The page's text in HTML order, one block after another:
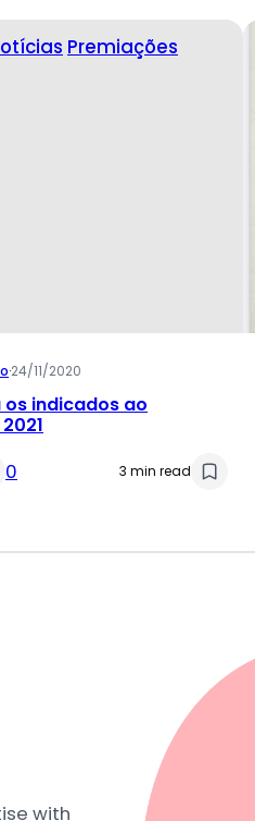
Premiações
·24/11/2020
os indicados ao
0 3 min read
with